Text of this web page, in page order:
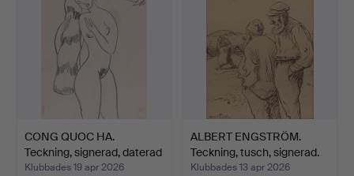
CONG QUOC HA.
Teckning, signerad, daterad
…
Klubbades 19 apr 2026
ALBERT ENGSTRÖM.
Teckning, tusch, signerad.
Klubbades 13 apr 2026